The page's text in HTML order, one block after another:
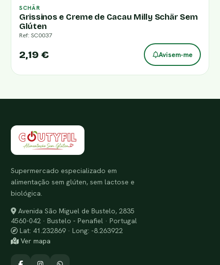
SCHÄR
Grissinos e Creme de Cacau Milly Schär Sem
Glúten
Ref: SC0037
2,19 € Avisem-me
Supermercado especializado em
alimentação sem glúten, sem lactose e
biológica.
Avenida São Miguel de Bustelo, 2835
4560-042 · Bustelo - Penafiel · Portugal
Lat: 41.232869 · Long: -8.263922
Ver mapa